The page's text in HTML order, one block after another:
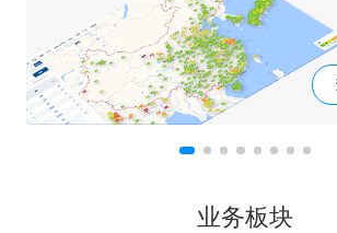
业务板块